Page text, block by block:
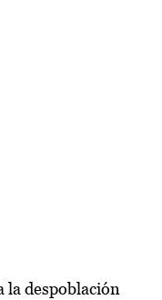
la despoblación